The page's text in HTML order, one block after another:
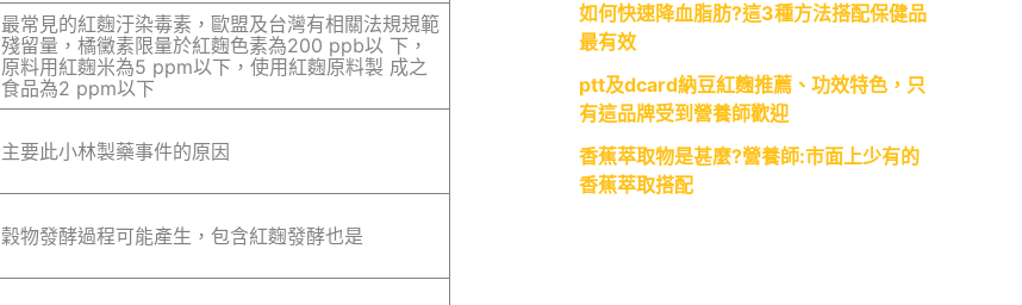
最常見的紅麴汙染毒素，歐盟及台灣有相關法規規範
殘留量，橘黴素限量於紅麴色素為200 ppb以 下，
原料用紅麴米為5 ppm以下，使用紅麴原料製 成之
食品為2 ppm以下
主要此小林製藥事件的原因
穀物發酵過程可能產生，包含紅麴發酵也是
如何快速降血脂肪?這3種方法搭配保健品
最有效
ptt及dcard納豆紅麴推薦、功效特色，只
有這品牌受到營養師歡迎
香蕉萃取物是甚麼?營養師:市面上少有的
香蕉萃取搭配